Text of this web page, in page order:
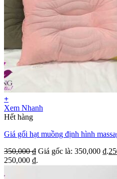
+
Xem Nhanh
Hết hàng
Giá gối hạt muồng định hình
350,000₫ Giá gốc là: 350,000 ₫.
250,000 ₫.